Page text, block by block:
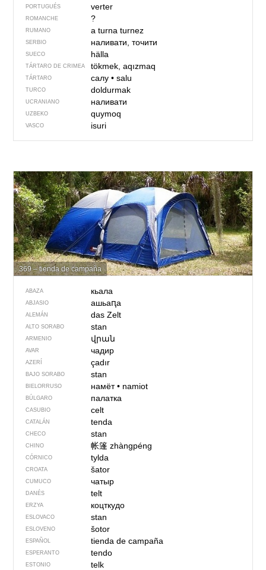
PORTUGUÉS verter
ROMANCHE ?
RUMANO a turnaturnez
SERBIO наливати, точити
SUECO hälla
TÁRTARO DE CRIMEA tökmek, aqızmaq
TÁRTARO салу• salu
TURCO doldurmak
UCRANIANO наливати
UZBEKO quymoq
VASCO isuri
369 – tienda de campaña
ABAZA кьала
ABJASIO ашьаԥа
ALEMÁN das Zelt
ALTO SORABO stan
ARMENIO վրան
AVAR чадир
AZERÍ çadır
BAJO SORABO stan
BIELORRUSO намёт• namiot
BÚLGARO палатка
CASUBIO celt
CATALÁN tenda
CHECO stan
CHINO 帐篷zhàngpéng
CÓRNICO tylda
CROATA šator
CUMUCO чатыр
DANÉS telt
ERZYA коцткудо
ESLOVACO stan
ESLOVENO šotor
ESPAÑOL tienda de campaña
ESPERANTO tendo
ESTONIO telk